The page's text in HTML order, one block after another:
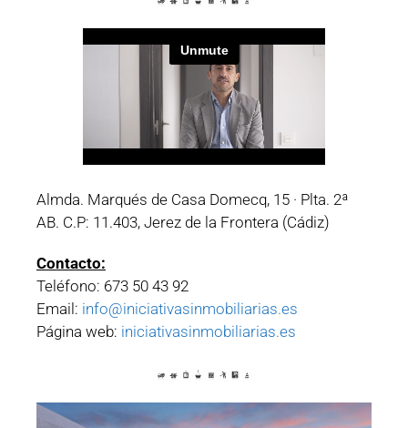
Almda. Marqués de Casa Domecq, 15 · Plta. 2ª
AB. C.P: 11.403, Jerez de la Frontera (Cádiz)
Contacto:
Teléfono: 673 50 43 92
Email: info@iniciativasinmobiliarias.es
Página web: iniciativasinmobiliarias.es